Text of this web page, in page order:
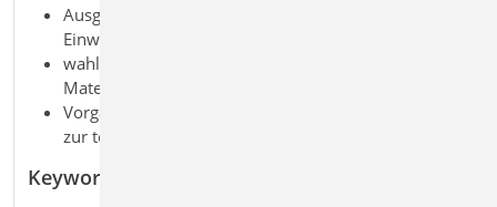
Ausgabe der Teilsicherheitsbeiwerte für
Einwirkungen und Materialien
wahlweise mehrere Einwirkungstypen und
Materialien wählbar
Vorgabe von Erläuterungen und Vorbemerkungen
zur textlichen Ergänzung
Keywords